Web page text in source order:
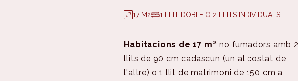
17 M2 1 LLIT DOBLE O 2 LLITS INDIVIDUALS
Habitacions de 17 m²no fumadors amb 2
llits de 90 cm cadascun (un al costat de
l'altre) o 1 llit de matrimoni de 150 cm a